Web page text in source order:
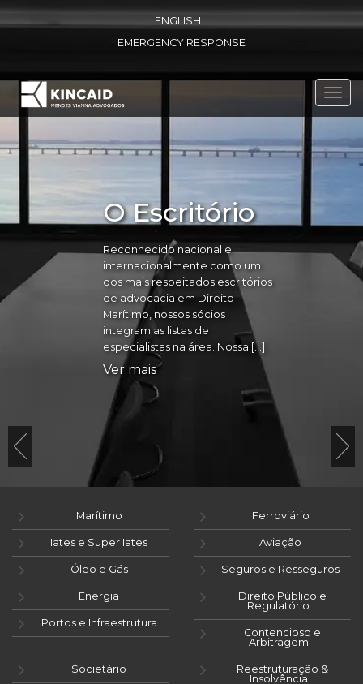
ENGLISH
EMERGENCY RESPONSE
O Escritório
Reconhecido nacional e
internacionalmente como um
dos mais respeitados escritórios
de advocacia em Direito
Marítimo, nossos sócios
integram as listas de
especialistas na área. Nossa […]
Ver mais
Marítimo
Iates e Super Iates
Óleo e Gás
Energia
Portos e Infraestrutura
Ferroviário
Aviação
Seguros e Resseguros
Direito Público e
Regulatório
Contencioso e
Arbitragem
Societário
Reestruturação &
Insolvência